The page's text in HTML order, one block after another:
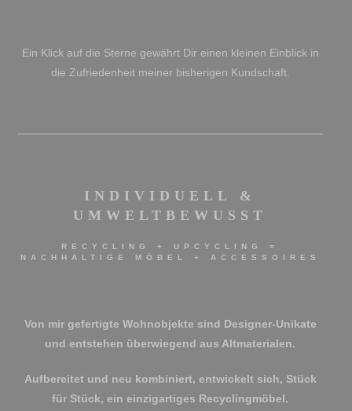
Ein Klick auf die Sterne gewährt Dir einen kleinen Einblick in
die Zufriedenheit meiner bisherigen Kundschaft.
INDIVIDUELL &
UMWELTBEWUSST
RECYCLING + UPCYCLING =
NACHHALTIGE MÖBEL + ACCESSOIRES
Von mir gefertigte Wohnobjekte sind Designer-Unikate
und entstehen überwiegend aus Altmaterialen.
Aufbereitet und neu kombiniert, entwickelt sich, Stück
für Stück, ein einzigartiges Recyclingmöbel.